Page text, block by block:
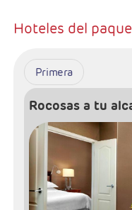
Hoteles del
Primera
Rocosas a tu